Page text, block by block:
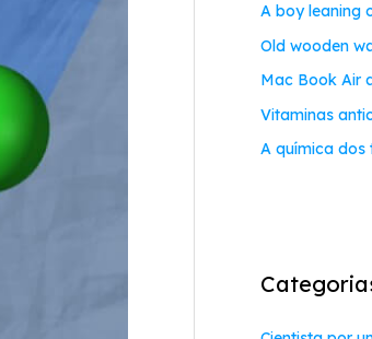
s
a
r
p
o
A boy leaning
Old wooden
Mac Book Air
Vitaminas
A química dos